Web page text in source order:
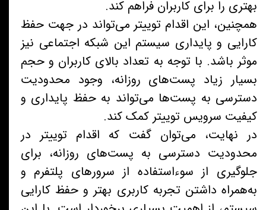
بهتری را برای کاربران فراهم کند.
همچنین، این اقدام توییتر می‌تواند در جهت حفظ
کارایی و پایداری سیستم این شبکه اجتماعی نیز
موثر باشد. با توجه به تعداد بالای کاربران و حجم
بسیار زیاد پست‌های روزانه، وجود محدودیت
دسترسی به پست‌ها می‌تواند به حفظ پایداری و
کیفیت سرویس توییتر کمک کند.
در نهایت، می‌توان گفت که اقدام توییتر در
محدودیت دسترسی به پست‌های روزانه، برای
جلوگیری از سوءاستفاده از سرورهای پلتفرم و
به‌همراه داشتن تجربه کاربری بهتر و حفظ کارایی